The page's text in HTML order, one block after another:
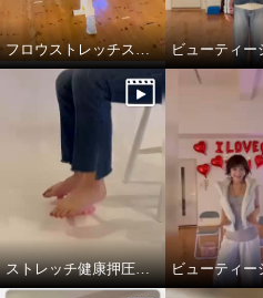
フロウストレッチスニーカー新色
ストレッチ健康押圧リングデビュー